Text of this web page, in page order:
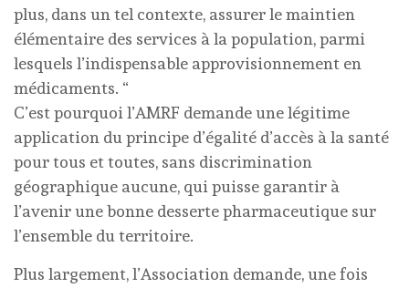
plus, dans un tel contexte, assurer le maintien
élémentaire des services à la population, parmi
lesquels l’indispensable approvisionnement en
médicaments. “
C’est pourquoi l’AMRF demande une légitime
application du principe d’égalité d’accès à la santé
pour tous et toutes, sans discrimination
géographique aucune, qui puisse garantir à
l’avenir une bonne desserte pharmaceutique sur
l’ensemble du territoire.
Plus largement, l’Association demande, une fois